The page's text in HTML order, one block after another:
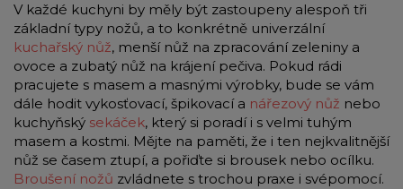
V každé kuchyni by měly být zastoupeny alespoň tři
základní typy nožů, a to konkrétně univerzální
kuchařský nůž, menší nůž na zpracování zeleniny a
ovoce a zubatý nůž na krájení pečiva. Pokud rádi
pracujete s masem a masnými výrobky, bude se vám
dále hodit vykosťovací, špikovací a nářezový nůž nebo
kuchyňský sekáček, který si poradí i s velmi tuhým
masem a kostmi. Mějte na paměti, že i ten nejkvalitnější
nůž se časem ztupí, a pořiďte si brousek nebo ocílku.
Broušení nožů zvládnete s trochou praxe i svépomocí.